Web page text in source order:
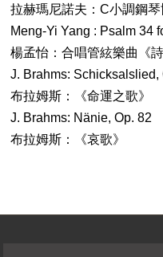
拉赫瑪尼諾夫：C小調鋼
Meng-Yi Yang : Psalm 34
楊孟怡：合唱管絃樂曲《詩
J. Brahms: Schicksalslied,
布拉姆斯：《命運之歌》
J. Brahms: Nänie, Op. 82
布拉姆斯：《哀歌》